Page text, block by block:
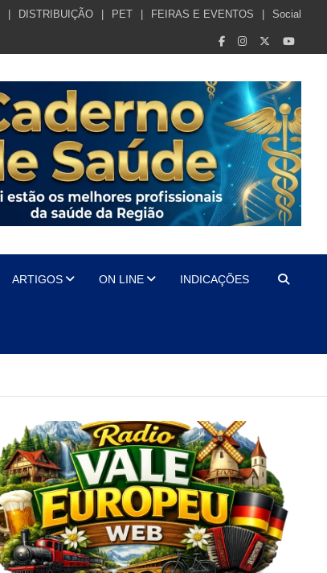
DISTRIBUIÇÃO PET FEIRAS E EVENTOS Social
ARTIGOS ON LINE INDICAÇÕES